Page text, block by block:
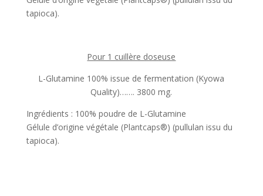
tapioca).
Pour 1 cuillère doseuse
L-Glutamine 100% issue de fermentation (Kyowa
Quality)……. 3800 mg.
Ingrédients : 100% poudre de L-Glutamine
Gélule d’origine végétale (Plantcaps®️) (pullulan issu du
tapioca).